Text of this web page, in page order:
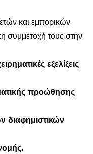
και εμπορικών
συμμετοχή τους στην
εξελίξεις
προώθησης
διαφημιστικών